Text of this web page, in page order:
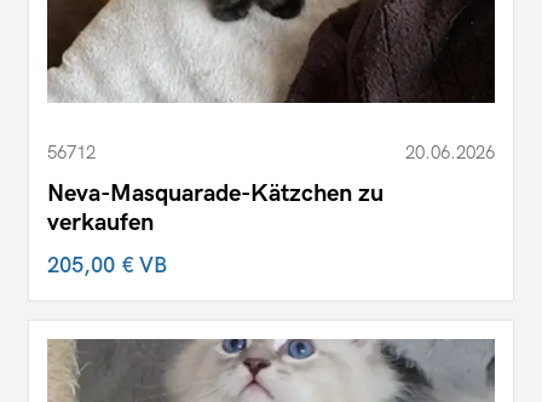
56712 20.06.2026
Neva-Masquarade-Kätzchen zu
verkaufen
205,00 €VB